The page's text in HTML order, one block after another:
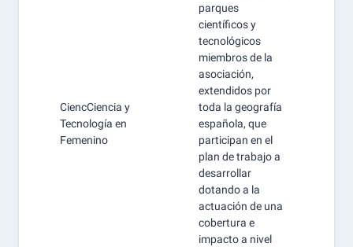
CiencCiencia y
Tecnología en
Femenino
parques
científicos y
tecnológicos
miembros de la
asociación,
extendidos por
toda la geografía
española, que
participan en el
plan de trabajo a
desarrollar
dotando a la
actuación de una
cobertura e
impacto a nivel